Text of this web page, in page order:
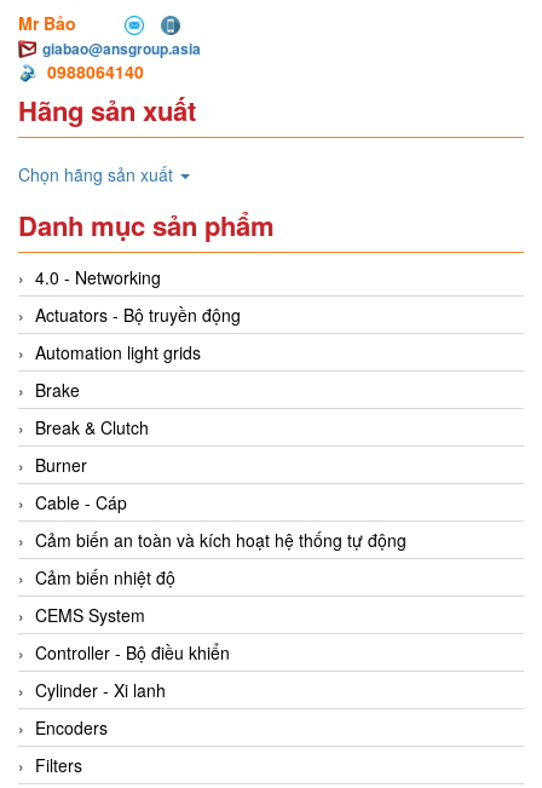
Mr Bảo
giabao@ansgroup.asia
0988064140
Hãng sản xuất
Chọn hãng sản xuất
Danh mục sản phẩm
4.0 - Networking
Actuators - Bộ truyền động
Automation light grids
Brake
Break & Clutch
Burner
Cable - Cáp
Cảm biến an toàn và kích hoạt hệ thống tự động
Cảm biến nhiệt độ
CEMS System
Controller - Bộ điều khiển
Cylinder - Xi lanh
Encoders
Filters